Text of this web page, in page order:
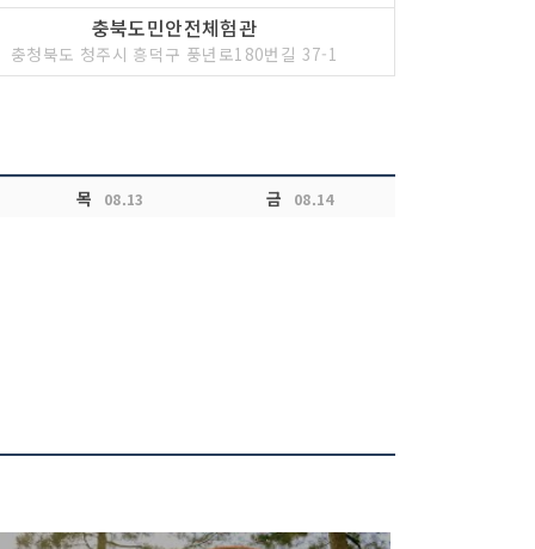
충북도민안전체험관
충청북도 청주시 흥덕구 풍년로180번길 37-1
목 08.13 금 08.14